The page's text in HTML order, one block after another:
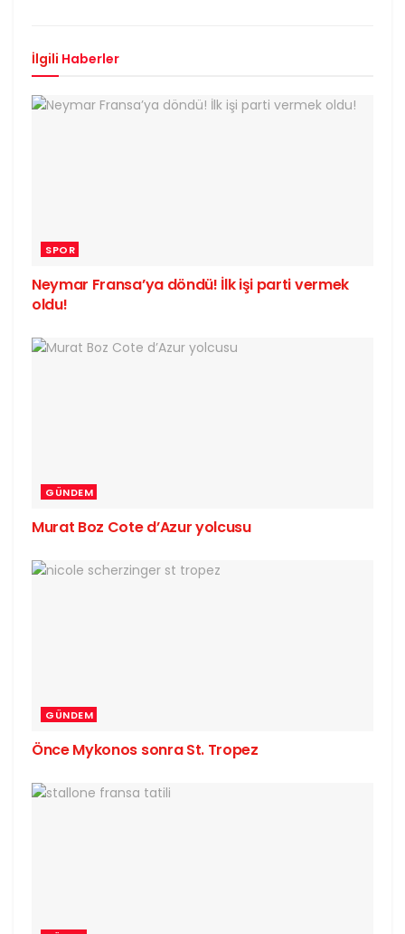
İlgili Haberler
SPOR
Neymar Fransa’ya döndü! İlk işi parti vermek
oldu!
GÜNDEM
Murat Boz Cote d’Azur yolcusu
GÜNDEM
Önce Mykonos sonra St. Tropez